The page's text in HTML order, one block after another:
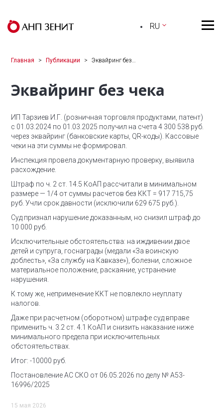
RU
Главная Публикации Эквайринг без…
Эквайринг без чека
ИП Тарзиев И.Г. (розничная торговля продуктами, патент)
с 01.03.2024 по 01.03.2025 получил на счета 4 300 538 руб.
через эквайринг (банковские карты, QR-коды). Кассовые
чеки на эти суммы не формировал.
Инспекция провела документарную проверку, выявила
расхождение.
Штраф по ч. 2 ст. 14.5 КоАП рассчитали в минимальном
размере — 1/4 от суммы расчетов без ККТ = 917 715,75
руб. Учли срок давности (исключили 629 675 руб.).
Суд признал нарушение доказанным, но снизил штраф до
10 000 руб.
Исключительные обстоятельства: на иждивении двое
детей и супруга, госнаграды (медали «За воинскую
доблесть», «За службу на Кавказе»), болезни, сложное
материальное положение, раскаяние, устранение
нарушения.
К тому же, неприменение ККТ не повлекло неуплату
налогов.
Даже при расчетном (оборотном) штрафе суд вправе
применить ч. 3.2 ст. 4.1 КоАП и снизить наказание ниже
минимального предела при исключительных
обстоятельствах.
Итог: -10000 руб.
Постановление АС СКО от 06.05.2026 по делу № А53-
16996/2025
15 мая 2026